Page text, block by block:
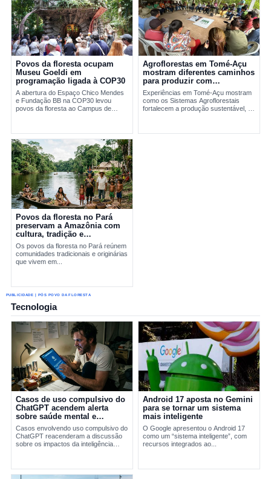
Povos da floresta ocupam
Museu Goeldi em
programação ligada à COP30
A abertura do Espaço Chico Mendes
e Fundação BB na COP30 levou
povos da floresta ao Campus de
Agroflorestas em Tomé-Açu
mostram diferentes caminhos
para produzir com
sustentabilidade
Experiências em Tomé-Açu mostram
como os Sistemas Agroflorestais
fortalecem a produção sustentável, a
Povos da floresta no Pará
preservam a Amazônia com
cultura, tradição e
sustentabilidade
Os povos da floresta no Pará reúnem
comunidades tradicionais e originárias
que vivem em...
PUBLICIDADE | PÓS POVO DA FLORESTA
Tecnologia
Casos de uso compulsivo do
ChatGPT acendem alerta
sobre saúde mental e
inteligência artificial
Casos envolvendo uso compulsivo do
ChatGPT reacenderam a discussão
sobre os impactos da inteligência
validação...
Android 17 aposta no Gemini
para se tornar um sistema
mais inteligente
O Google apresentou o Android 17
como um “sistema inteligente”, com
recursos integrados ao...